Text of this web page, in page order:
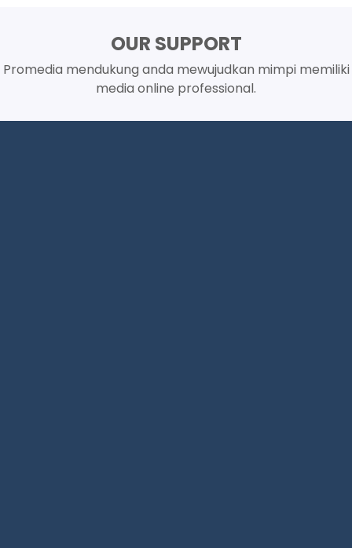
OUR SUPPORT
Promedia mendukung anda mewujudkan mimpi memiliki
media online professional.